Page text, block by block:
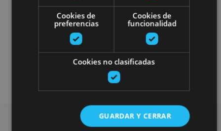
Enoturismo
Museos y centros expositivos
Visitas guiadas
Cookies de
preferencias
Cookies de
funcionalidad
Cookies no clasificadas
GUARDAR Y CERRAR